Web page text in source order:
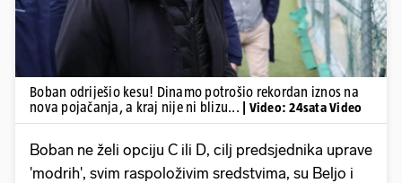
Boban odriješio kesu! Dinamo potrošio rekordan iznos na
nova pojačanja, a kraj nije ni blizu...
| Video: 24sata Video
Boban ne želi opciju C ili D, cilj predsjednika uprave
'modrih', svim raspoloživim sredstvima, su Beljo i